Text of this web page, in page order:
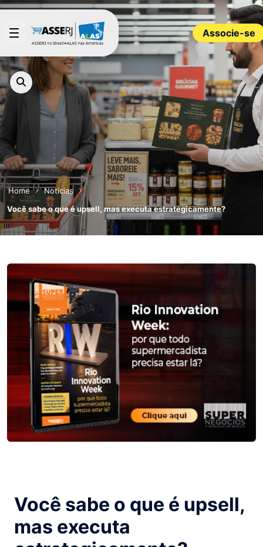
Pular para o Conteúdo principal
Associe-se
Home
Notícias
Você sabe o que é upsell, mas executa estrategicamente?
Você sabe o que é upsell,
mas executa